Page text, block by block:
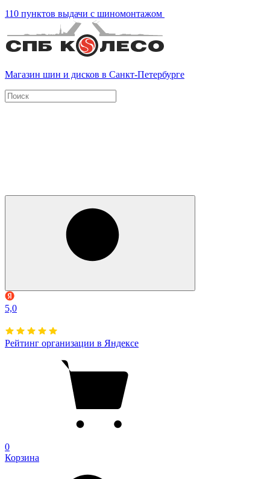
110 пунктов выдачи с шиномонтажом
Магазин шин и дисков в Санкт-Петербурге
5,0
Рейтинг организации в Яндексе
0
Корзина